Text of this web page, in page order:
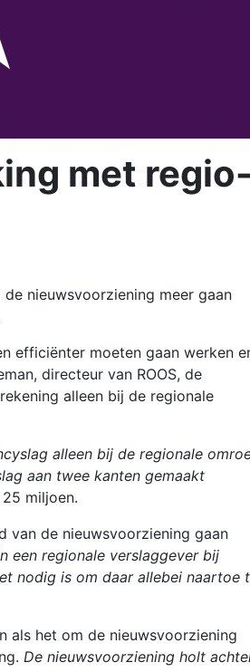
met
nieuwsvoorziening meer gaan
efficiënter moeten gaan werken
directeur van ROOS, de
alleen bij de regionale
alleen bij de regionale
aan twee kanten gemaakt
miljoen.
van de nieuwsvoorziening gaan
een regionale verslaggever bij
nodig is om daar allebei naartoe
als het om de nieuwsvoorziening
De nieuwsvoorziening holt